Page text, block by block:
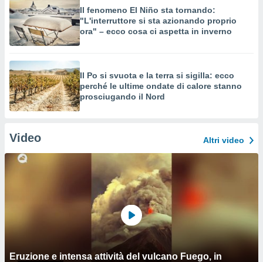
Il fenomeno El Niño sta tornando:
"L'interruttore si sta azionando proprio
ora" – ecco cosa ci aspetta in inverno
Il Po si svuota e la terra si sigilla: ecco
perché le ultime ondate di calore stanno
prosciugando il Nord
Video Altri video
Eruzione e intensa attività del vulcano Fuego, in